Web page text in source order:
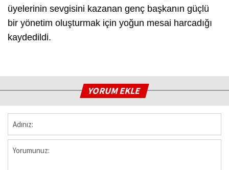
üyelerinin sevgisini kazanan genç başkanın güçlü
bir yönetim oluşturmak için yoğun mesai harcadığı
kaydedildi.
YORUM EKLE